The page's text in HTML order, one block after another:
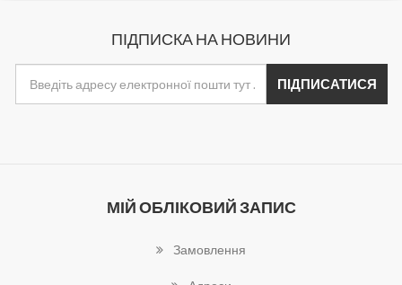
ПІДПИСКА НА НОВИНИ
МІЙ ОБЛІКОВИЙ ЗАПИС
Замовлення